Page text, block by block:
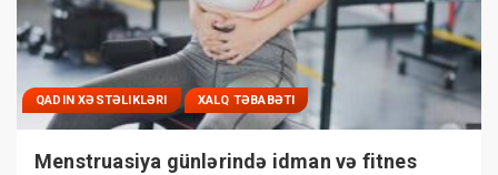
QADIN XƏSTƏLIKLƏRI XALQ TƏBABƏTI
Menstruasiya günlərində idman və fitnes